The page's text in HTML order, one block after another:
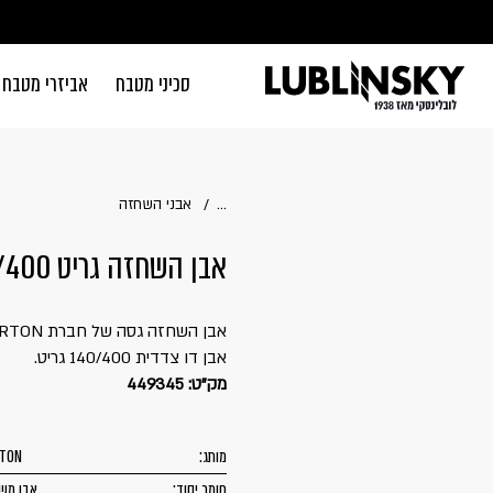
סכיני מטבח אביזרי מטבח
כבר רשומים?
זכור אותי
... אבני השחזה
אבן השחזה גריט 140/400 | NORTON
אבן השחזה גסה של חברת NORTON במידות 50x25x200.
אבן דו צדדית 140/400 גריט.
מק"ט: 449345
מותג: